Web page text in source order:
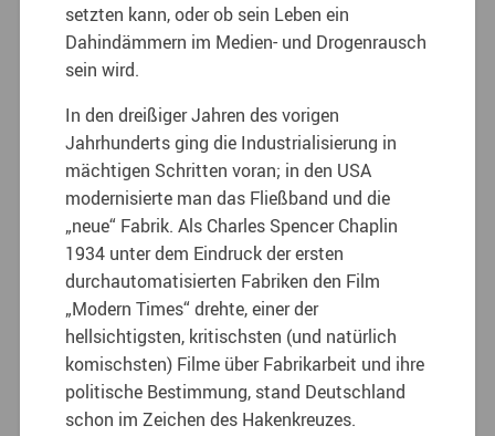
setzten kann, oder ob sein Leben ein
Dahindämmern im Medien- und Drogenrausch
sein wird.
In den dreißiger Jahren des vorigen
Jahrhunderts ging die Industrialisierung in
mächtigen Schritten voran; in den USA
modernisierte man das Fließband und die
„neue“ Fabrik. Als Charles Spencer Chaplin
1934 unter dem Eindruck der ersten
durchautomatisierten Fabriken den Film
„Modern Times“ drehte, einer der
hellsichtigsten, kritischsten (und natürlich
komischsten) Filme über Fabrikarbeit und ihre
politische Bestimmung, stand Deutschland
schon im Zeichen des Hakenkreuzes.